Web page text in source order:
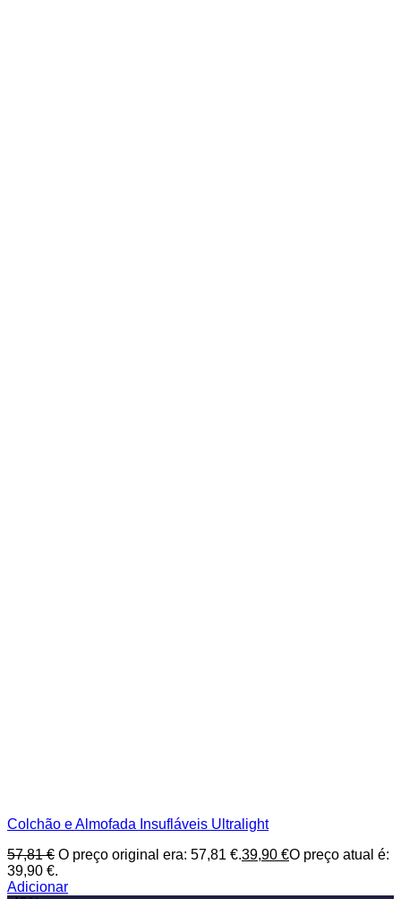
Colchão e Almofada Insufláveis Ultralight
57,81€ O preço original era: 57,81 €.39,90 €O preço atual é:
39,90 €.
Adicionar